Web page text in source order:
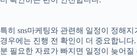
특히 sns마케팅와 관련해 일정이 정해
경우에는 진행 전 확인이 더 중요합니다.
분 필요한 자료가 빠지면 일정이 늦어질